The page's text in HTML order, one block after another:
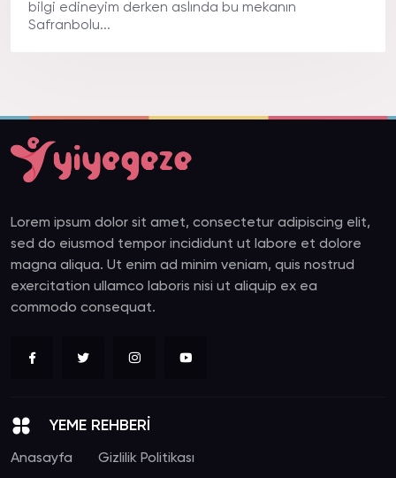
bilgi edineyim derken aslında bu mekanın
Safranbolu...
Lorem ipsum dolor sit amet, consectetur adipiscing elit,
sed do eiusmod tempor incididunt ut labore et dolore
magna aliqua. Ut enim ad minim veniam, quis nostrud
exercitation ullamco laboris nisi ut aliquip ex ea
commodo consequat.
YEME REHBERİ
Anasayfa Gizlilik Politikası